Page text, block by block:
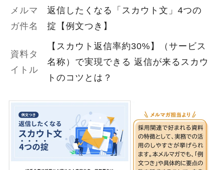
メルマ
ガ件名
返信したくなる「スカウト文」4つの
掟【例文つき】
資料タ
イトル
【スカウト返信率約30%】（サービス
名称）で実現できる 返信が来るスカウ
トのコツとは？